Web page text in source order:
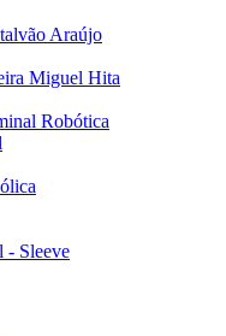
Araújo
Miguel Hita
Robótica
- Sleeve